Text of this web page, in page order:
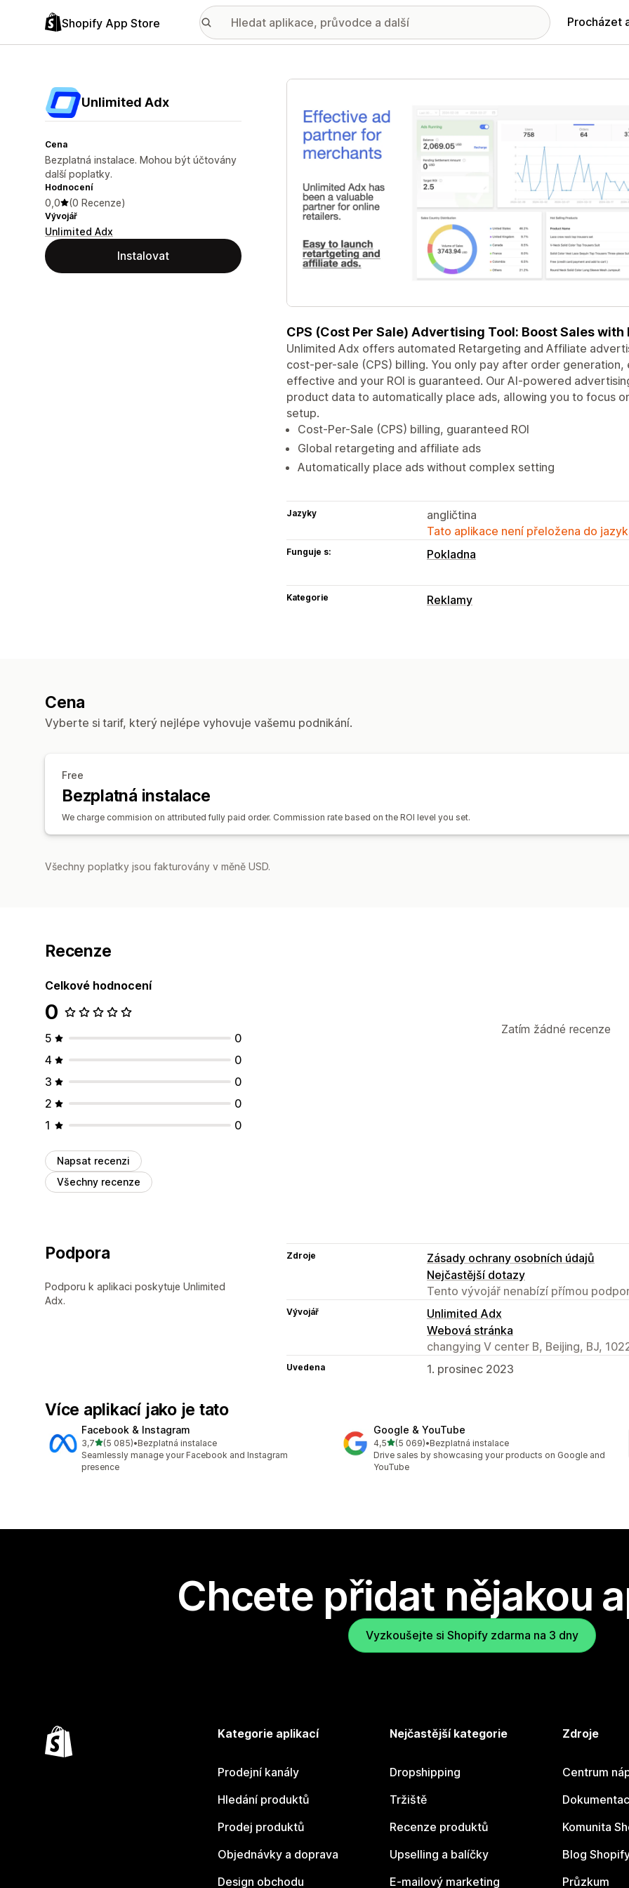
Shopify App Store Procházet
Unlimited Adx
Cena
Bezplatná instalace. Mohou být účtovány
další poplatky.
Hodnocení
0,0 (0 Recenze)
Vývojář
Unlimited Adx
Instalovat
Galerie propagovaných obrázků
CPS (Cost Per Sale) Advertising Tool: Boost Sales
Unlimited Adx offers automated Retargeting and Affiliate
cost-per-sale (CPS) billing. You only pay after order generation,
effective and your ROI is guaranteed. Our AI-powered
product data to automatically place ads, allowing you to focus
setup.
Cost-Per-Sale (CPS) billing, guaranteed ROI
Global retargeting and affiliate ads
Automatically place ads without complex setting
Jazyky
angličtina
Tato aplikace není přeložena do
Funguje s: Pokladna
Kategorie Reklamy
Cena
Vyberte si tarif, který nejlépe vyhovuje vašemu podnikání.
Free
Bezplatná instalace
We charge commision on attributed fully paid order. Commission rate based on the ROI level you set.
Všechny poplatky jsou fakturovány v měně USD.
Recenze
Celkové hodnocení
0
5
0
4
0
3
0
2
0
1
0
Napsat recenzi
Všechny recenze
Zatím žádné recenze
Podpora
Podporu k aplikaci poskytuje Unlimited
Adx.
Zdroje
Zásady ochrany osobních údajů
Nejčastější dotazy
Tento vývojář nenabízí přímou
Vývojář
Unlimited Adx
Webová stránka
changying V center B, Beijing, BJ,
Uvedena 1. prosinec 2023
Více aplikací jako je tato
Facebook & Instagram
3,7z 5 hvězd
(5 085)
Celkový počet recenzí: 5085
•Bezplatná instalace
Seamlessly manage your Facebook and Instagram
presence
Google & YouTube
4,5z 5 hvězd
(5 069)
Celkový počet recenzí: 5069
•Bezplatná instalace
Drive sales by showcasing your products on Google and
YouTube
Chcete přidat nějakou
Vyzkoušejte si Shopify zdarma na 3 dny
Kategorie aplikací
Prodejní kanály
Hledání produktů
Prodej produktů
Objednávky a doprava
Design obchodu
Nejčastější kategorie
Dropshipping
Tržiště
Recenze produktů
Upselling a balíčky
E-mailový marketing
Zdroje
Centrum
Komunita
Blog
Průzkum